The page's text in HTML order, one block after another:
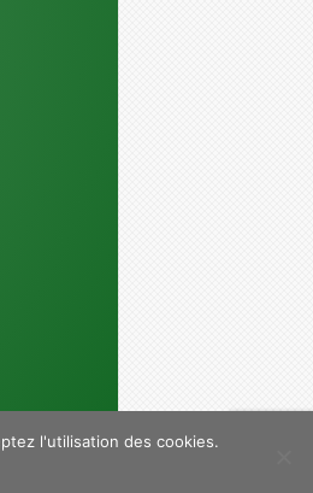
l'utilisation des cookies.